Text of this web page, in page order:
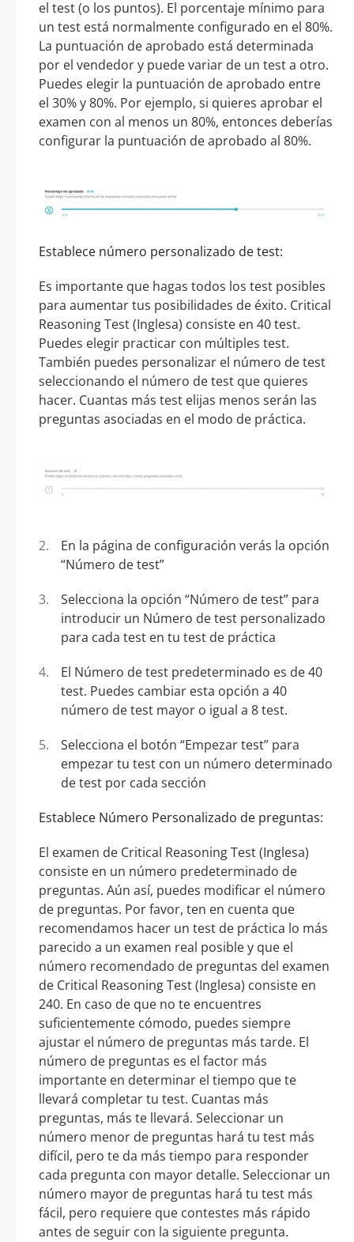
el test (o los puntos). El porcentaje mínimo para
un test está normalmente configurado en el 80%.
La puntuación de aprobado está determinada
por el vendedor y puede variar de un test a otro.
Puedes elegir la puntuación de aprobado entre
el 30% y 80%. Por ejemplo, si quieres aprobar el
examen con al menos un 80%, entonces deberías
configurar la puntuación de aprobado al 80%.
Establece número personalizado de test:
Es importante que hagas todos los test posibles
para aumentar tus posibilidades de éxito. Critical
Reasoning Test (Inglesa) consiste en 40 test.
Puedes elegir practicar con múltiples test.
También puedes personalizar el número de test
seleccionando el número de test que quieres
hacer. Cuantas más test elijas menos serán las
preguntas asociadas en el modo de práctica.
En la página de configuración verás la opción
“Número de test”
Selecciona la opción “Número de test” para
introducir un Número de test personalizado
para cada test en tu test de práctica
El Número de test predeterminado es de 40
test. Puedes cambiar esta opción a 40
número de test mayor o igual a 8 test.
Selecciona el botón “Empezar test” para
empezar tu test con un número determinado
de test por cada sección
Establece Número Personalizado de preguntas:
El examen de Critical Reasoning Test (Inglesa)
consiste en un número predeterminado de
preguntas. Aún así, puedes modificar el número
de preguntas. Por favor, ten en cuenta que
recomendamos hacer un test de práctica lo más
parecido a un examen real posible y que el
número recomendado de preguntas del examen
de Critical Reasoning Test (Inglesa) consiste en
240. En caso de que no te encuentres
suficientemente cómodo, puedes siempre
ajustar el número de preguntas más tarde. El
número de preguntas es el factor más
importante en determinar el tiempo que te
llevará completar tu test. Cuantas más
preguntas, más te llevará. Seleccionar un
número menor de preguntas hará tu test más
difícil, pero te da más tiempo para responder
cada pregunta con mayor detalle. Seleccionar un
número mayor de preguntas hará tu test más
fácil, pero requiere que contestes más rápido
antes de seguir con la siguiente pregunta.